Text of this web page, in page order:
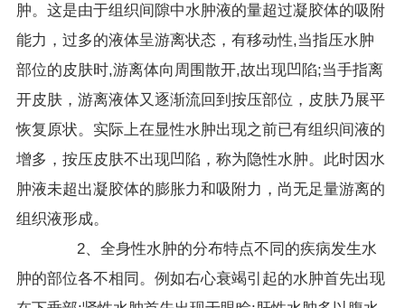
肿。这是由于组织间隙中水肿液的量超过凝胶体的吸附
能力，过多的液体呈游离状态，有移动性,当指压水肿
部位的皮肤时,游离体向周围散开,故出现凹陷;当手指离
开皮肤，游离液体又逐渐流回到按压部位，皮肤乃展平
恢复原状。实际上在显性水肿出现之前已有组织间液的
增多，按压皮肤不出现凹陷，称为隐性水肿。此时因水
肿液未超出凝胶体的膨胀力和吸附力，尚无足量游离的
组织液形成。
2、全身性水肿的分布特点不同的疾病发生水
肿的部位各不相同。例如右心衰竭引起的水肿首先出现